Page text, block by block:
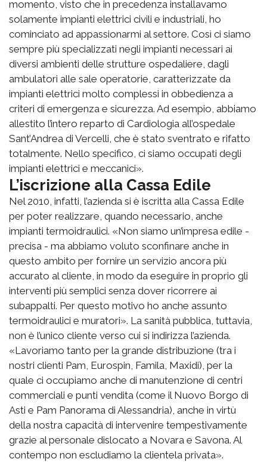
momento, visto che in precedenza installavamo
solamente impianti elettrici civili e industriali, ho
cominciato ad appassionarmi al settore. Così ci siamo
sempre più specializzati negli impianti necessari ai
diversi ambienti delle strutture ospedaliere, dagli
ambulatori alle sale operatorie, caratterizzate da
impianti elettrici molto complessi in obbedienza a
criteri di emergenza e sicurezza. Ad esempio, abbiamo
allestito l’intero reparto di Cardiologia all’ospedale
Sant’Andrea di Vercelli, che è stato sventrato e rifatto
totalmente. Nello specifico, ci siamo occupati degli
impianti elettrici e meccanici».
L’iscrizione alla Cassa Edile
Nel 2010, infatti, l’azienda si è iscritta alla Cassa Edile
per poter realizzare, quando necessario, anche
impianti termoidraulici. «Non siamo un’impresa edile -
precisa - ma abbiamo voluto sconfinare anche in
questo ambito per fornire un servizio ancora più
accurato al cliente, in modo da eseguire in proprio gli
interventi più semplici senza dover ricorrere ai
subappalti. Per questo motivo ho anche assunto
termoidraulici e muratori». La sanità pubblica, tuttavia,
non è l’unico cliente verso cui si indirizza l’azienda.
«Lavoriamo tanto per la grande distribuzione (tra i
nostri clienti Pam, Eurospin, Famila, Maxidi), per la
quale ci occupiamo anche di manutenzione di centri
commerciali e punti vendita (come il Nuovo Borgo di
Asti e Pam Panorama di Alessandria), anche in virtù
della nostra capacità di intervenire tempestivamente
grazie al personale dislocato a Novara e Savona. Al
contempo non escludiamo la clientela privata».